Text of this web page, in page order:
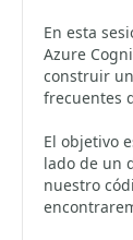
En esta
Azure
construir
frecuentes
El objetivo
lado de un
nuestro